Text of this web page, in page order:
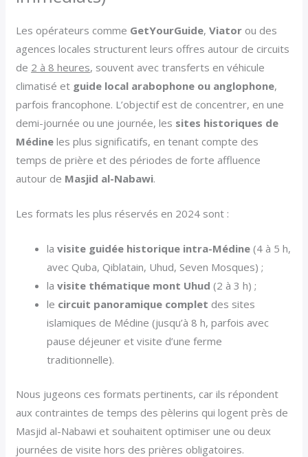
Les opérateurs comme GetYourGuide,Viator ou des
agences locales structurent leurs offres autour de circuits
de 2 à 8 heures, souvent avec transferts en véhicule
climatisé et guide local arabophone ou anglophone,
parfois francophone. L’objectif est de concentrer, en une
demi-journée ou une journée, les sites historiques de
Médine les plus significatifs, en tenant compte des
temps de prière et des périodes de forte affluence
autour de Masjid al-Nabawi.
Les formats les plus réservés en 2024 sont :
lavisite guidée historique intra-Médine (4 à 5 h,
avec Quba, Qiblatain, Uhud, Seven Mosques) ;
lavisite thématique mont Uhud (2 à 3 h) ;
le circuit panoramique complet des sites
islamiques de Médine (jusqu’à 8 h, parfois avec
pause déjeuner et visite d’une ferme
traditionnelle).
Nous jugeons ces formats pertinents, car ils répondent
aux contraintes de temps des pèlerins qui logent près de
Masjid al-Nabawi et souhaitent optimiser une ou deux
journées de visite hors des prières obligatoires.